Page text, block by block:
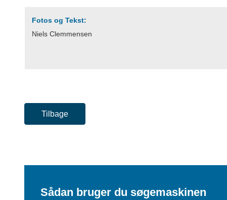
Fotos og Tekst:
Niels Clemmensen
Tilbage
Sådan bruger du søgemaskinen